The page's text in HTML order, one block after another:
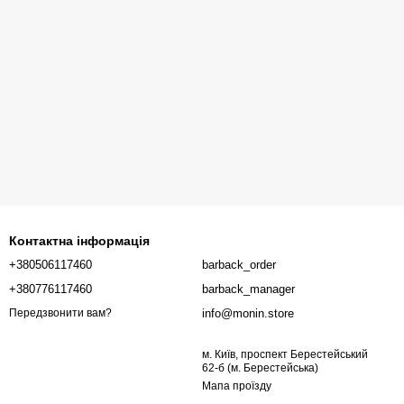
Контактна інформація
+380506117460
+380776117460
Передзвонити вам?
barback_order
barback_manager
info@monin.store
м. Київ, проспект Берестейський
62-б (м. Берестейська)
Мапа проїзду